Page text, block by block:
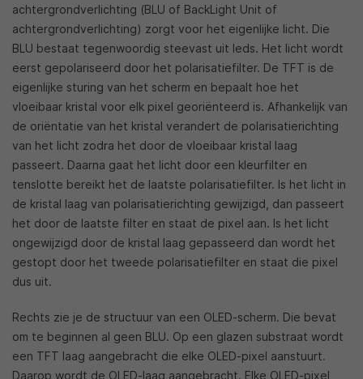
achtergrondverlichting (BLU of BackLight Unit of
achtergrondverlichting) zorgt voor het eigenlijke licht. Die
BLU bestaat tegenwoordig steevast uit leds. Het licht wordt
eerst gepolariseerd door het polarisatiefilter. De TFT is de
eigenlijke sturing van het scherm en bepaalt hoe het
vloeibaar kristal voor elk pixel georiënteerd is. Afhankelijk van
de oriëntatie van het kristal verandert de polarisatierichting
van het licht zodra het door de vloeibaar kristal laag
passeert. Daarna gaat het licht door een kleurfilter en
tenslotte bereikt het de laatste polarisatiefilter. Is het licht in
de kristal laag van polarisatierichting gewijzigd, dan passeert
het door de laatste filter en staat de pixel aan. Is het licht
ongewijzigd door de kristal laag gepasseerd dan wordt het
gestopt door het tweede polarisatiefilter en staat die pixel
dus uit.
Rechts zie je de structuur van een OLED-scherm. Die bevat
om te beginnen al geen BLU. Op een glazen substraat wordt
een TFT laag aangebracht die elke OLED-pixel aanstuurt.
Daarop wordt de OLED-laag aangebracht. Elke OLED-pixel